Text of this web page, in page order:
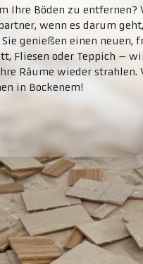
Ihre Böden zu
wenn es darum
genießen einen neuen,
Fliesen oder Teppich –
Räume wieder strahlen.
in Bockenem!